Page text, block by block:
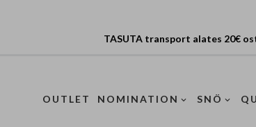
TASUTA transport alates 20€
OUTLET NOMINATION SNÖ